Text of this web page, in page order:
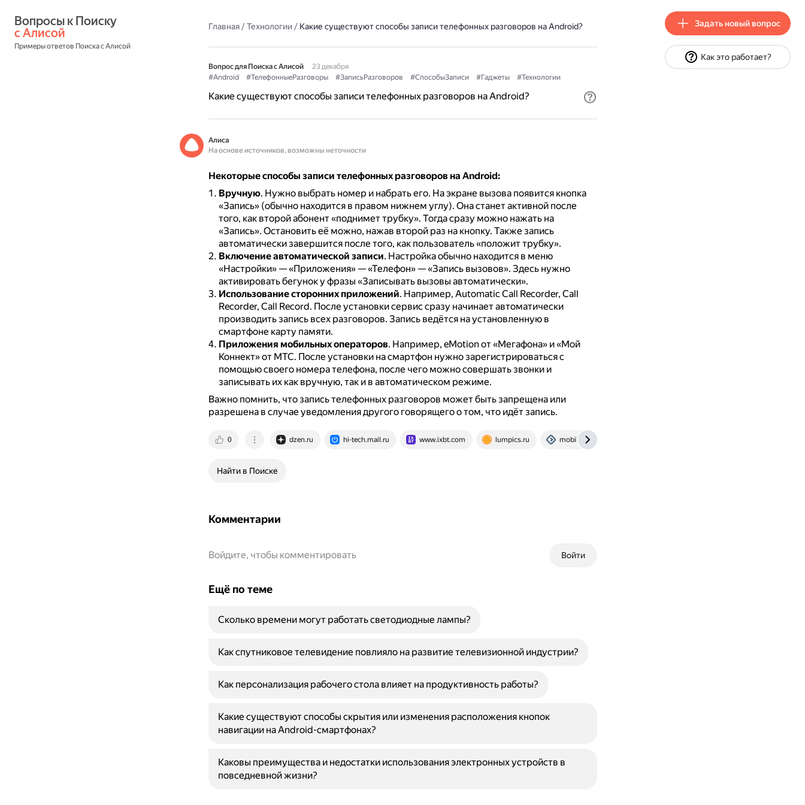
с Алисой
Примеры ответов Поиска с Алисой
Главная/Технологии/ Какие существуют способы записи телефонных разговоров на Android?
Вопрос для Поиска с Алисой
23 декабря
#Android
#ТелефонныеРазговоры #ЗаписьРазговоров #СпособыЗаписи #Гаджеты #Технологии
Какие существуют способы записи телефонных разговоров на Android?
Алиса
На основе источников, возможны неточности
Некоторые способы записи телефонных разговоров на Android:
Вручную. Нужно выбрать номер и набрать его. На экране вызова появится кнопка
«Запись» (обычно находится в правом нижнем углу). Она станет активной после
того, как второй абонент «поднимет трубку». Тогда сразу можно нажать на
«Запись». Остановить её можно, нажав второй раз на кнопку. Также запись
автоматически завершится после того, как пользователь «положит трубку».
Включение автоматической записи. Настройка обычно находится в меню
«Настройки» — «Приложения» — «Телефон» — «Запись вызовов». Здесь нужно
активировать бегунок у фразы «Записывать вызовы автоматически».
Использование сторонних приложений. Например, Automatic Call Recorder, Call
Recorder, Call Record. После установки сервис сразу начинает автоматически
производить запись всех разговоров. Запись ведётся на установленную в
смартфоне карту памяти.
Приложения мобильных операторов. Например, eMotion от «Мегафона» и «Мой
Коннект» от МТС. После установки на смартфон нужно зарегистрироваться с
помощью своего номера телефона, после чего можно совершать звонки и
записывать их как вручную, так и в автоматическом режиме.
Важно помнить, что запись телефонных разговоров может быть запрещена или
разрешена в случае уведомления другого говорящего о том, что идёт запись.
0 dzen.ru hi-tech.mail.ru www.ixbt.com lumpics.ru mobile-review.com
Найти в Поиске
Комментарии
Войти
Войдите, чтобы комментировать
Ещё по теме
Сколько времени могут работать светодиодные лампы?
Как спутниковое телевидение повлияло на развитие телевизионной индустрии?
Как персонализация рабочего стола влияет на продуктивность работы?
Какие существуют способы скрытия или изменения расположения кнопок
навигации на Android-смартфонах?
Каковы преимущества и недостатки использования электронных устройств в
повседневной жизни?
Задать новый вопрос
Как это работает?